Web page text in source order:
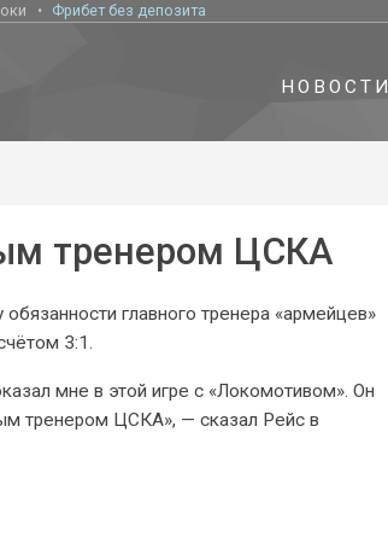
Фрибет без депозита
НОВОСТИ
тренером ЦСКА
главного тренера «армейцев»
3:1.
мне в этой игре с «Локомотивом». Он
тренером ЦСКА», — сказал Рейс в